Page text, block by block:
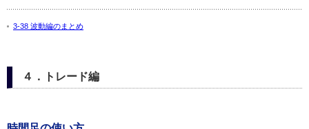
3-38 波動編のまとめ
４．トレード編